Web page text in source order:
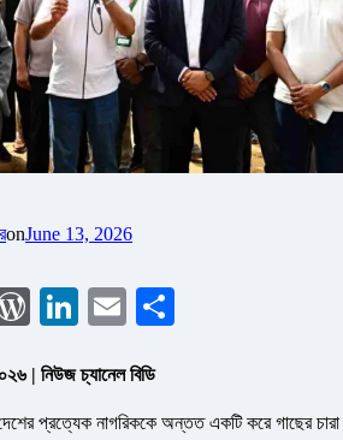
onJune 13, 2026
WordPress
LinkedIn
Email
| নিউজ চ্যানেল বিডি
দেশের প্রত্যেক নাগরিককে অন্তত একটি করে গাছের চারা